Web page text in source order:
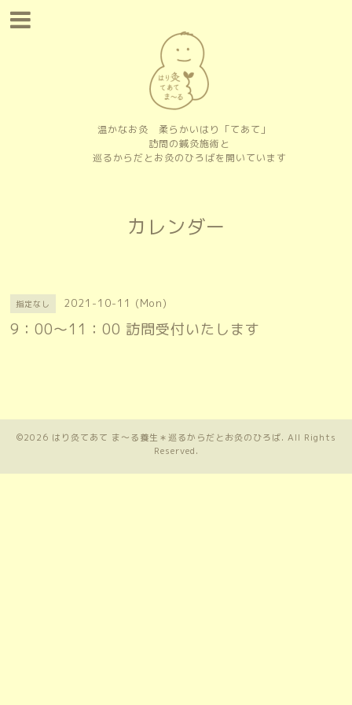
温かなお灸 柔らかいはり「てあて」
訪問の鍼灸施術と
巡るからだとお灸のひろばを開いています
カレンダー
指定なし 2021-10-11 (Mon)
9：00〜11：00 訪問受付いたします
©2026 はり灸てあて ま〜る養生＊巡るからだとお灸のひろば. All Rights
Reserved.